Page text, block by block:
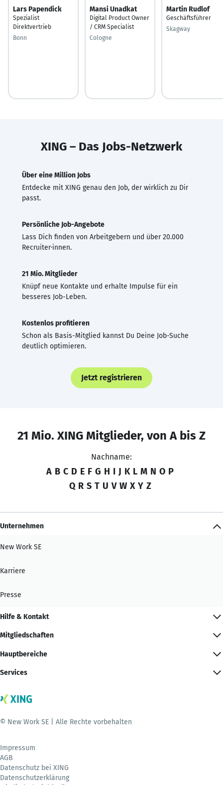
Lars Papendick
Spezialist
Direktvertrieb
Bonn
Mansi Unadkat
Digital Product Owner
/ CRM Specialist
Cologne
Martin Rudlof
Geschäftsführer
Skagway
XING – Das Jobs-Netzwerk
Über eine Million Jobs
Entdecke mit XING genau den Job, der wirklich zu Dir
passt.
Persönliche Job-Angebote
Lass Dich finden von Arbeitgebern und über 20.000
Recruiter·innen.
21 Mio. Mitglieder
Knüpf neue Kontakte und erhalte Impulse für ein
besseres Job-Leben.
Kostenlos profitieren
Schon als Basis-Mitglied kannst Du Deine Job-Suche
deutlich optimieren.
Jetzt registrieren
21 Mio. XING Mitglieder, von A bis Z
Nachname:
A B C D E F G H I J K L M N O P
Q R S T U V W X Y Z
Unternehmen
New Work SE
Karriere
Presse
Hilfe & Kontakt
Mitgliedschaften
Hauptbereiche
Services
© New Work SE | Alle Rechte vorbehalten
Impressum
AGB
Datenschutz bei XING
Datenschutzerklärung